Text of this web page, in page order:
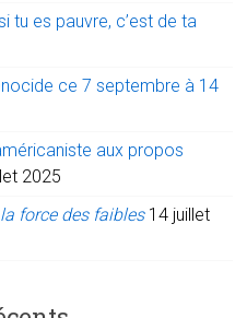
tu es pauvre, c’est de ta
ce 7 septembre à 14
aux propos
2025
force des faibles 14 juillet